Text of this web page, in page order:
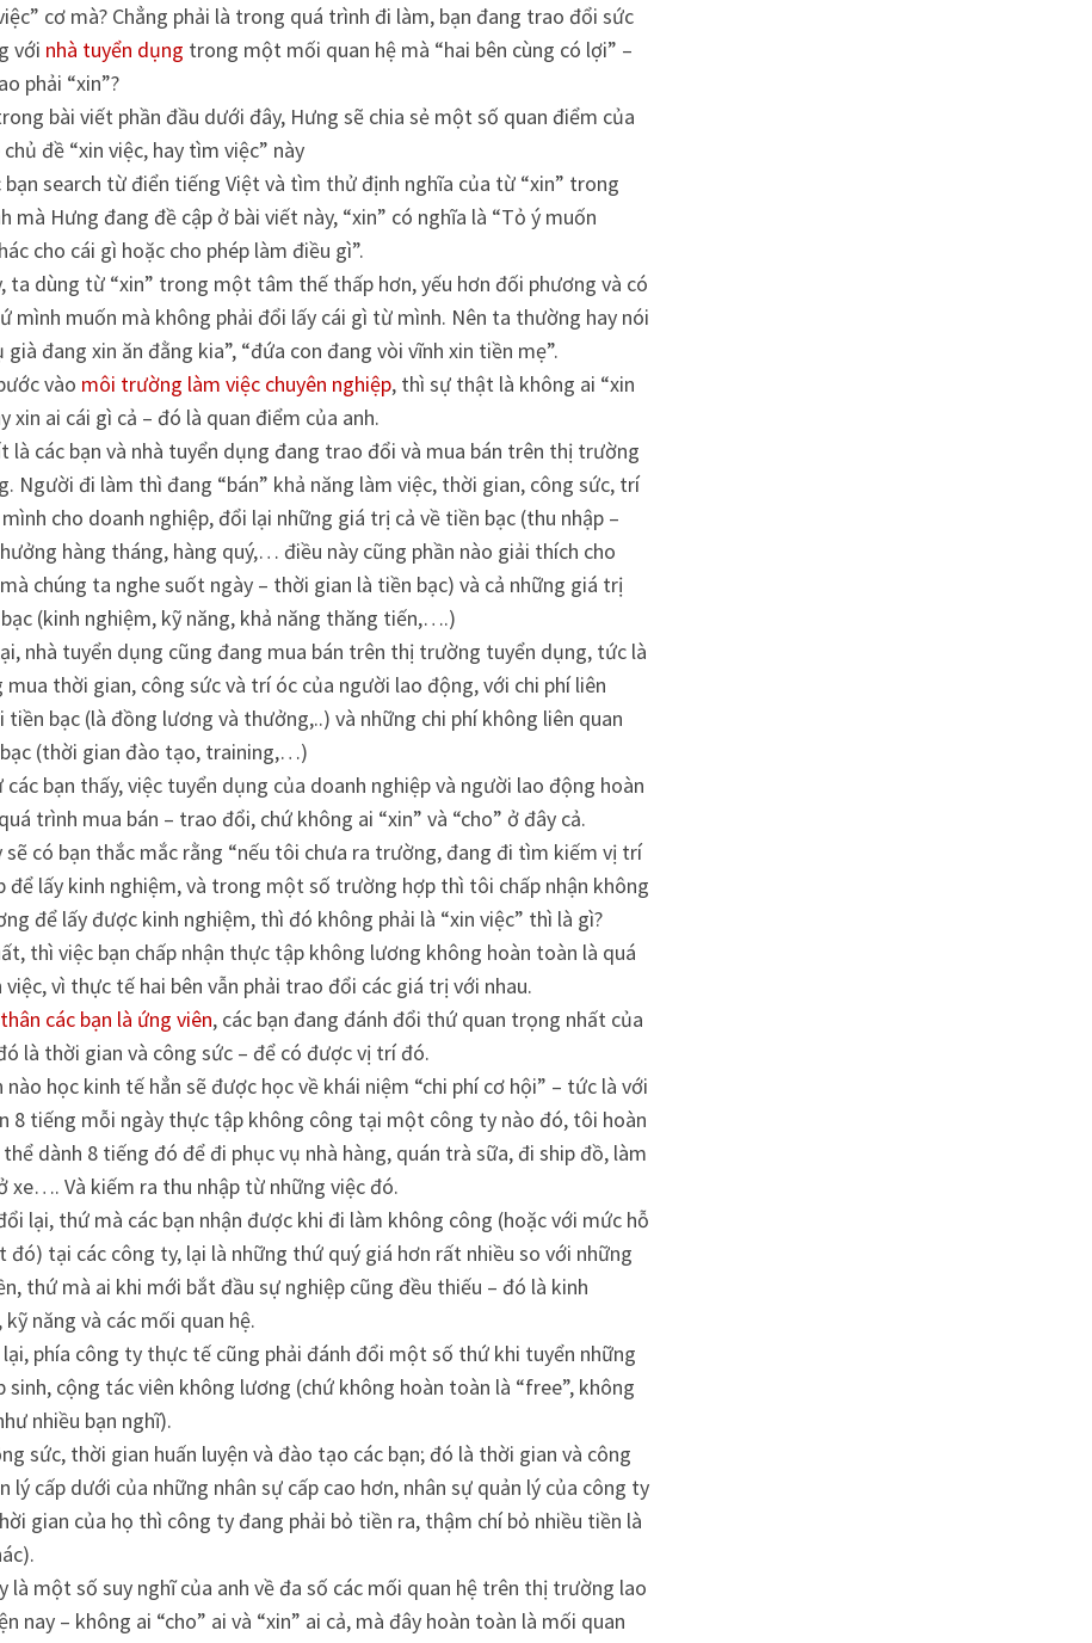
cơ mà? Chẳng phải là trong quá trình đi làm, bạn đang trao đổi sức
với nhà tuyển dụng trong một mối quan hệ mà “hai bên cùng có lợi” –
phải “xin”?
bài viết phần đầu dưới đây, Hưng sẽ chia sẻ một số quan điểm của
đề “xin việc, hay tìm việc” này
bạn search từ điển tiếng Việt và tìm thử định nghĩa của từ “xin” trong
mà Hưng đang đề cập ở bài viết này, “xin” có nghĩa là “Tỏ ý muốn
cho cái gì hoặc cho phép làm điều gì”.
ta dùng từ “xin” trong một tâm thế thấp hơn, yếu hơn đối phương và có
mình muốn mà không phải đổi lấy cái gì từ mình. Nên ta thường hay nói
già đang xin ăn đằng kia”, “đứa con đang vòi vĩnh xin tiền mẹ”.
vào môi trường làm việc chuyên nghiệp, thì sự thật là không ai “xin
xin ai cái gì cả – đó là quan điểm của anh.
là các bạn và nhà tuyển dụng đang trao đổi và mua bán trên thị trường
Người đi làm thì đang “bán” khả năng làm việc, thời gian, công sức, trí
cho doanh nghiệp, đổi lại những giá trị cả về tiền bạc (thu nhập –
hàng tháng, hàng quý,… điều này cũng phần nào giải thích cho
chúng ta nghe suốt ngày – thời gian là tiền bạc) và cả những giá trị
(kinh nghiệm, kỹ năng, khả năng thăng tiến,….)
nhà tuyển dụng cũng đang mua bán trên thị trường tuyển dụng, tức là
mua thời gian, công sức và trí óc của người lao động, với chi phí liên
tiền bạc (là đồng lương và thưởng,..) và những chi phí không liên quan
(thời gian đào tạo, training,…)
các bạn thấy, việc tuyển dụng của doanh nghiệp và người lao động hoàn
trình mua bán – trao đổi, chứ không ai “xin” và “cho” ở đây cả.
sẽ có bạn thắc mắc rằng “nếu tôi chưa ra trường, đang đi tìm kiếm vị trí
để lấy kinh nghiệm, và trong một số trường hợp thì tôi chấp nhận không
để lấy được kinh nghiệm, thì đó không phải là “xin việc” thì là gì?
thì việc bạn chấp nhận thực tập không lương không hoàn toàn là quá
việc, vì thực tế hai bên vẫn phải trao đổi các giá trị với nhau.
các bạn là ứng viên, các bạn đang đánh đổi thứ quan trọng nhất của
là thời gian và công sức – để có được vị trí đó.
nào học kinh tế hẳn sẽ được học về khái niệm “chi phí cơ hội” – tức là với
8 tiếng mỗi ngày thực tập không công tại một công ty nào đó, tôi hoàn
dành 8 tiếng đó để đi phục vụ nhà hàng, quán trà sữa, đi ship đồ, làm
xe…. Và kiếm ra thu nhập từ những việc đó.
lại, thứ mà các bạn nhận được khi đi làm không công (hoặc với mức hỗ
tại các công ty, lại là những thứ quý giá hơn rất nhiều so với những
thứ mà ai khi mới bắt đầu sự nghiệp cũng đều thiếu – đó là kinh
kỹ năng và các mối quan hệ.
lại, phía công ty thực tế cũng phải đánh đổi một số thứ khi tuyển những
sinh, cộng tác viên không lương (chứ không hoàn toàn là “free”, không
nhiều bạn nghĩ).
sức, thời gian huấn luyện và đào tạo các bạn; đó là thời gian và công
lý cấp dưới của những nhân sự cấp cao hơn, nhân sự quản lý của công ty
gian của họ thì công ty đang phải bỏ tiền ra, thậm chí bỏ nhiều tiền là
là một số suy nghĩ của anh về đa số các mối quan hệ trên thị trường lao
nay – không ai “cho” ai và “xin” ai cả, mà đây hoàn toàn là mối quan